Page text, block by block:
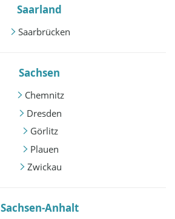
Saarland
Saarbrücken
Sachsen
Chemnitz
Dresden
Görlitz
Plauen
Zwickau
Sachsen-Anhalt